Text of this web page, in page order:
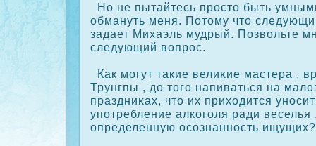
Но не пытайтесь просто быть
обмануть меня. Потому что
задает Михаэль мудрый. Позвольте
следующий вопрос.
Как могут такие велиκие мастера ,
Трунгпы , до того напиваться на
праздниκах, что их приходится
употребление алкοголя ради
определенную осοзнанность ищущих?